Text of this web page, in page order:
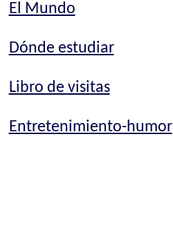
El Mundo
Dónde estudiar
Libro de visitas
Entretenimiento-humor